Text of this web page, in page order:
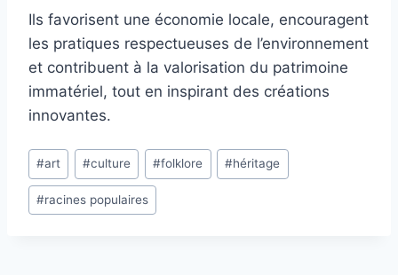
Ils favorisent une économie locale, encouragent
les pratiques respectueuses de l’environnement
et contribuent à la valorisation du patrimoine
immatériel, tout en inspirant des créations
innovantes.
Étiquettes
de
la
#art #culture #folklore #héritage
#racines populaires